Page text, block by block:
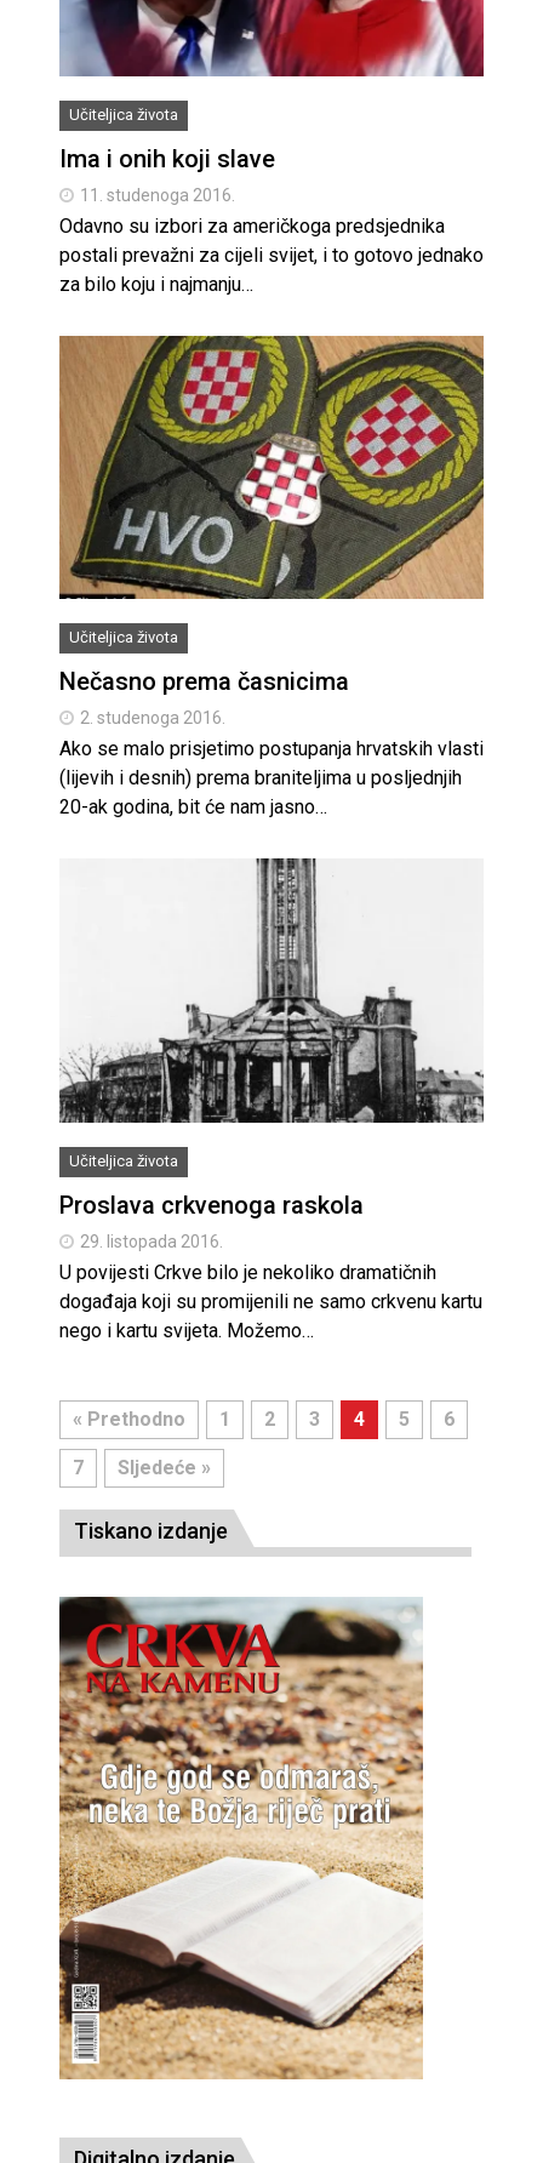
Učiteljica života
Ima i onih koji slave
11. studenoga 2016.
Odavno su izbori za američkoga predsjednika
postali prevažni za cijeli svijet, i to gotovo jednako
za bilo koju i najmanju…
Učiteljica života
Nečasno prema časnicima
2. studenoga 2016.
Ako se malo prisjetimo postupanja hrvatskih vlasti
(lijevih i desnih) prema braniteljima u posljednjih
20-ak godina, bit će nam jasno…
Učiteljica života
Proslava crkvenoga raskola
29. listopada 2016.
U povijesti Crkve bilo je nekoliko dramatičnih
događaja koji su promijenili ne samo crkvenu kartu
nego i kartu svijeta. Možemo…
« Prethodno 1 2 3 4 5 6
7 Sljedeće »
Tiskano izdanje